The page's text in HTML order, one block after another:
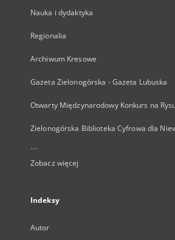
Nauka i dydaktyka
Regionalia
Archiwum Kresowe
Gazeta Zielonogórska - Gazeta Lubuska
Otwarty Międzynarodowy Konkurs na
Zielonogórska Biblioteka Cyfrowa dla
...
Zobacz więcej
Indeksy
Autor